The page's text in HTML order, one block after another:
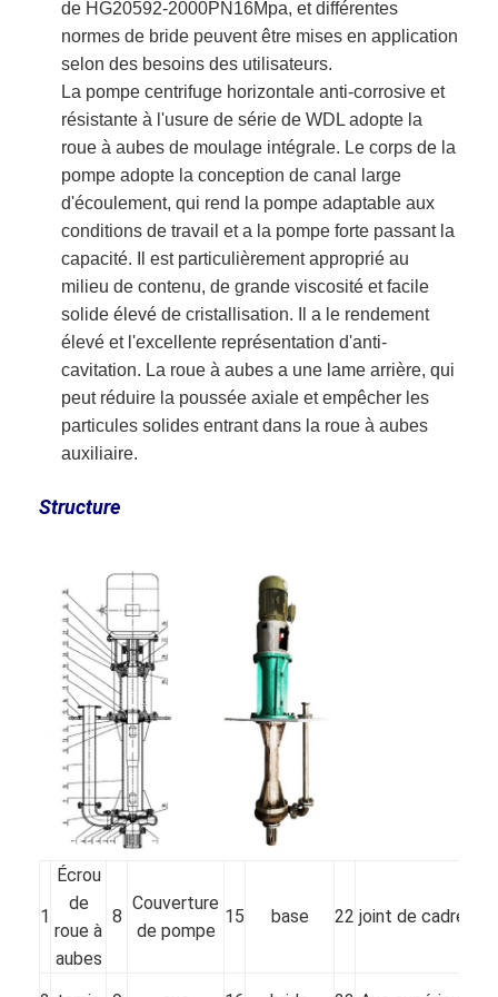
Pompe horizontale de boue
Pompe verticale de boue
Pompe centrifuge de boue
Pompe résistante de boue
pompe à chaleur de source d'eau
Pompe à chaleur de Hydronic
pompe à chaleur de piscine
pompe à chaleur à hautes températures
pompe centrifuge à plusieurs étages
pompe centrifuge verticale
Pièces de pompe de boue
de HG20592-2000PN16Mpa, et différentes
normes de bride peuvent être mises en application
selon des besoins des utilisateurs.
La pompe centrifuge horizontale anti-corrosive et
résistante à l'usure de série de WDL adopte la
roue à aubes de moulage intégrale. Le corps de la
pompe adopte la conception de canal large
d'écoulement, qui rend la pompe adaptable aux
conditions de travail et a la pompe forte passant la
capacité. Il est particulièrement approprié au
milieu de contenu, de grande viscosité et facile
solide élevé de cristallisation. Il a le rendement
élevé et l'excellente représentation d'anti-
cavitation. La roue à aubes a une lame arrière, qui
peut réduire la poussée axiale et empêcher les
particules solides entrant dans la roue à aubes
auxiliaire.
Structure
1
Écrou
de
roue à
aubes
8
Couverture
de pompe
15 base 22 joint de cadre